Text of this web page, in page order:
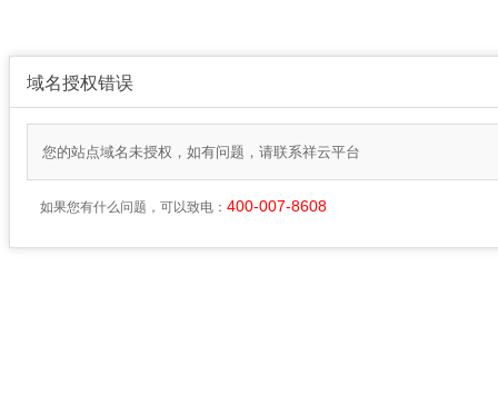
域名授权错误
您的站点域名未授权，如有问题，请联系祥云平台
如果您有什么问题，可以致电： 400-007-8608